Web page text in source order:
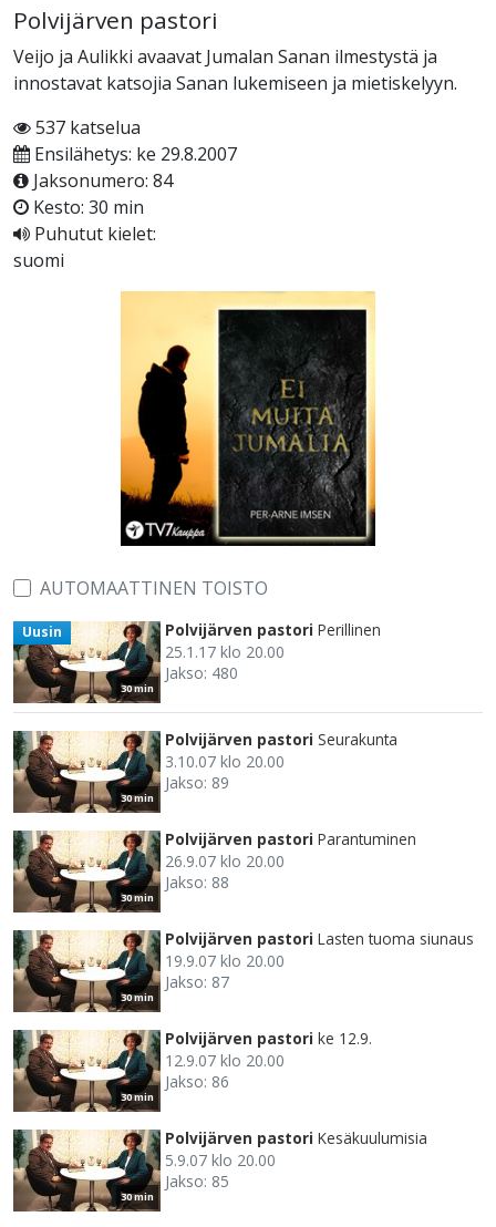
Polvijärven pastori
Veijo ja Aulikki avaavat Jumalan Sanan ilmestystä ja
innostavat katsojia Sanan lukemiseen ja mietiskelyyn.
537 katselua
Ensilähetys: ke 29.8.2007
Jaksonumero: 84
Kesto: 30 min
Puhutut kielet:
suomi
AUTOMAATTINEN TOISTO
30 min
Uusin Polvijärven pastori Perillinen
25.1.17 klo 20.00
Jakso: 480
30 min
Polvijärven pastori Seurakunta
3.10.07 klo 20.00
Jakso: 89
30 min
Polvijärven pastori Parantuminen
26.9.07 klo 20.00
Jakso: 88
30 min
Polvijärven pastori Lasten tuoma siunaus
19.9.07 klo 20.00
Jakso: 87
30 min
Polvijärven pastori ke 12.9.
12.9.07 klo 20.00
Jakso: 86
30 min
Polvijärven pastori Kesäkuulumisia
5.9.07 klo 20.00
Jakso: 85